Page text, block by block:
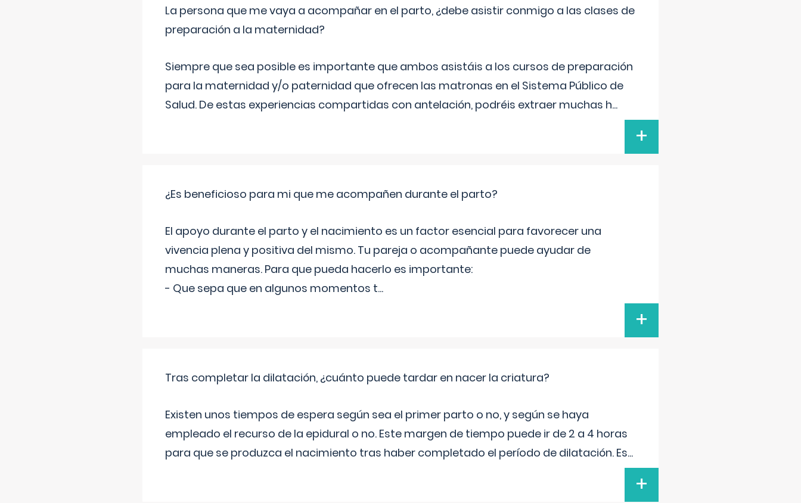
La persona que me vaya a acompañar en el parto, ¿debe asistir conmigo a las clases de
preparación a la maternidad?
Siempre que sea posible es importante que ambos asistáis a los cursos de preparación
para la maternidad y/o paternidad que ofrecen las matronas en el Sistema Público de
Salud. De estas experiencias compartidas con antelación, podréis extraer muchas h...
+
¿Es beneficioso para mi que me acompañen durante el parto?
El apoyo durante el parto y el nacimiento es un factor esencial para favorecer una
vivencia plena y positiva del mismo. Tu pareja o acompañante puede ayudar de
muchas maneras. Para que pueda hacerlo es importante:
- Que sepa que en algunos momentos t...
+
Tras completar la dilatación, ¿cuánto puede tardar en nacer la criatura?
Existen unos tiempos de espera según sea el primer parto o no, y según se haya
empleado el recurso de la epidural o no. Este margen de tiempo puede ir de 2 a 4 horas
para que se produzca el nacimiento tras haber completado el período de dilatación. Es...
+